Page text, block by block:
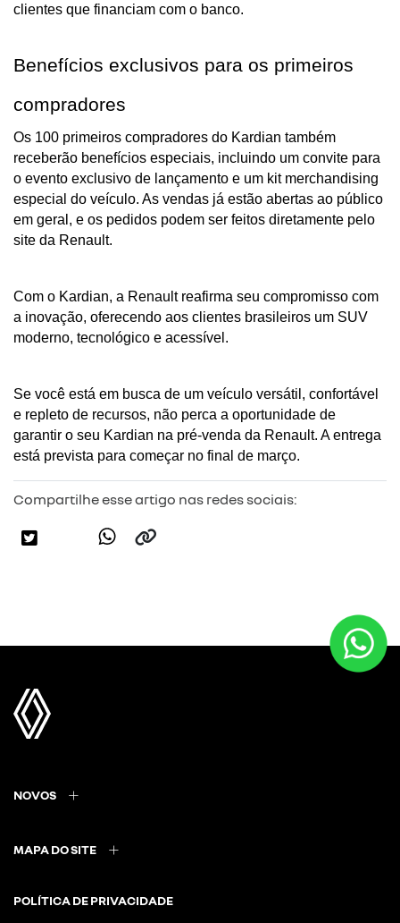
clientes que financiam com o banco.
Benefícios exclusivos para os primeiros
compradores
Os 100 primeiros compradores do Kardian também
receberão benefícios especiais, incluindo um convite para
o evento exclusivo de lançamento e um kit merchandising
especial do veículo. As vendas já estão abertas ao público
em geral, e os pedidos podem ser feitos diretamente pelo
site da Renault.
Com o Kardian, a Renault reafirma seu compromisso com
a inovação, oferecendo aos clientes brasileiros um SUV
moderno, tecnológico e acessível.
Se você está em busca de um veículo versátil, confortável
e repleto de recursos, não perca a oportunidade de
garantir o seu Kardian na pré-venda da Renault. A entrega
está prevista para começar no final de março.
Compartilhe esse artigo nas redes sociais:
NOVOS
MAPA DO SITE
POLÍTICA DE PRIVACIDADE